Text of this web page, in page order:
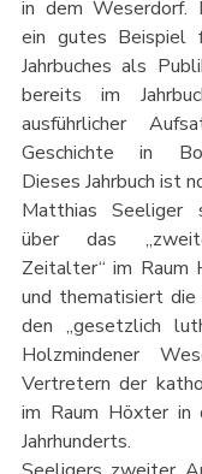
in dem Weserdorf.
ein gutes Beispiel
Jahrbuches als
bereits im
ausführlicher
Geschichte in
Dieses Jahrbuch ist
Matthias Seeliger
über das
Zeitalter“ im Raum
und thematisiert
den „gesetzlich
Holzmindener
Vertretern der
im Raum Höxter
Jahrhunderts.